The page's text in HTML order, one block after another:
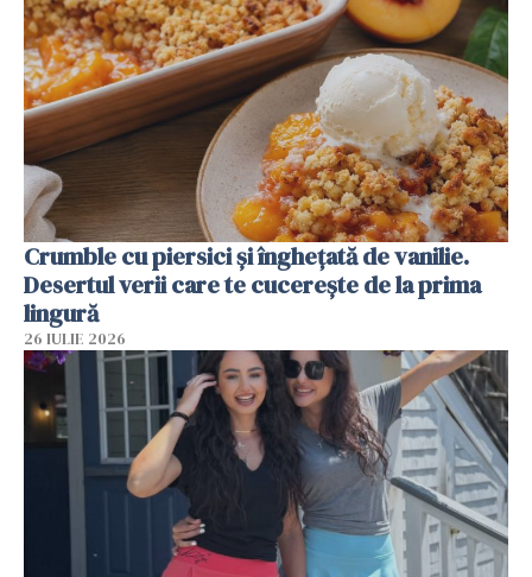
Crumble cu piersici și înghețată de vanilie.
Desertul verii care te cucerește de la prima
lingură
26 IULIE 2026